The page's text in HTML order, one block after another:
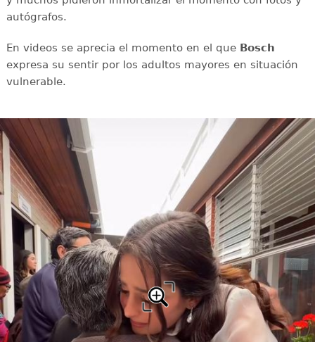
autógrafos.
En videos se aprecia el momento en el queBosch
expresa su sentir por los adultos mayores en situación
vulnerable.